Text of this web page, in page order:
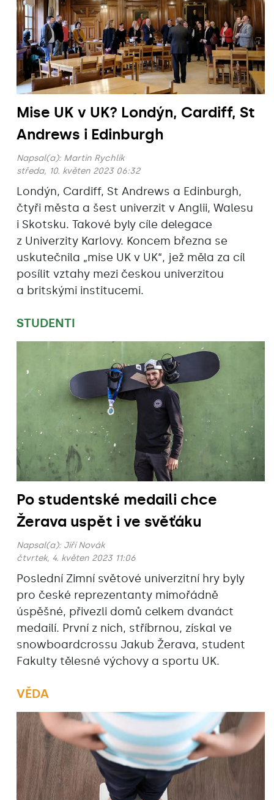
Mise UK v UK? Londýn, Cardiff, St
Andrews i Edinburgh
Napsal(a): Martin Rychlík
středa, 10. květen 2023 06:32
Londýn, Cardiff, St Andrews a Edinburgh,
čtyři města a šest univerzit v Anglii, Walesu
i Skotsku. Takové byly cíle delegace
z Univerzity Karlovy. Koncem března se
uskutečnila „mise UK v UK“, jež měla za cíl
posílit vztahy mezi českou univerzitou
a britskými institucemi.
STUDENTI
Po studentské medaili chce
Žerava uspět i ve svěťáku
Napsal(a): Jiří Novák
čtvrtek, 4. květen 2023 11:06
Poslední Zimní světové univerzitní hry byly
pro české reprezentanty mimořádně
úspěšné, přivezli domů celkem dvanáct
medailí. První z nich, stříbrnou, získal ve
snowboardcrossu Jakub Žerava, student
Fakulty tělesné výchovy a sportu UK.
VĚDA